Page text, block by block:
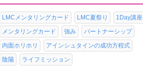
LMCメンタリングカード LMC夏祭り
1Day講座
メンタリングカード
強み
パートナーシップ
内面ホリホリ
アインシュタインの成功方程式
陰陽
ライフミッション